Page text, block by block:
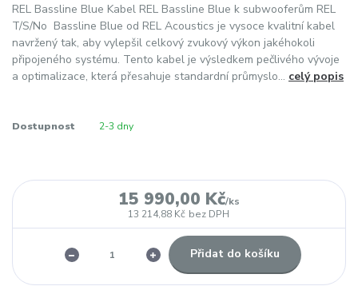
REL Bassline Blue Kabel REL Bassline Blue k subwooferům REL
T/S/No Bassline Blue od REL Acoustics je vysoce kvalitní kabel
navržený tak, aby vylepšil celkový zvukový výkon jakéhokoli
připojeného systému. Tento kabel je výsledkem pečlivého vývoje
a optimalizace, která přesahuje standardní průmyslo... celý popis
Dostupnost 2-3 dny
15 990,00 Kč/ks
13 214,88 Kč bez DPH
Přidat do košíku